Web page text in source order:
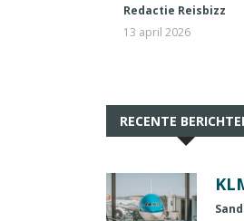
Redactie Reisbizz
13 april 2026
RECENTE